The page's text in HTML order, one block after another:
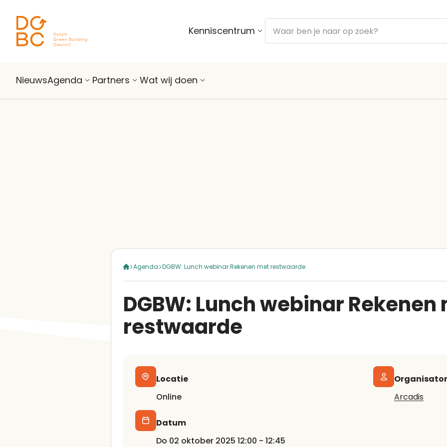
Kenniscentrum
NieuwsAgenda Partners Wat wij doen
Agenda DGBW: Lunch webinar Rekenen met restwaarde
DGBW: Lunch webinar Rekenen
restwaarde
Locatie
Online
Datum
do 02 oktober 2025 12:00 - 12:45
Organisator
Arcadis